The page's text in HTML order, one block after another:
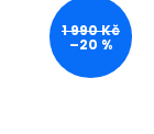
1 990 Kč
–20 %